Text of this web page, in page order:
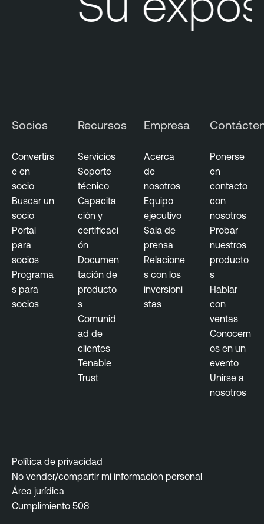
u
i
t
y
Socios
Convertirs
e en
socio
Buscar un
socio
Portal
para
socios
Programa
s para
socios
Recursos
Servicios
Soporte
técnico
Capacita
ción y
certificaci
ón
Documen
tación de
producto
s
Comunid
ad de
clientes
Tenable
Trust
Empresa
Acerca
de
nosotros
Equipo
ejecutivo
Sala de
prensa
Relacione
s con los
inversioni
stas
Ponerse
en
contacto
con
nosotros
Probar
nuestros
producto
s
Hablar
con
ventas
Conocern
os en un
evento
Unirse a
nosotros
Política de privacidad
No vender/compartir mi información personal
Área jurídica
Cumplimiento 508